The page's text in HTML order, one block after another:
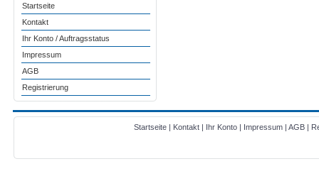
Startseite
Kontakt
Ihr Konto / Auftragsstatus
Impressum
AGB
Registrierung
Startseite| Kontakt| Ihr Konto| Impressum| AGB|